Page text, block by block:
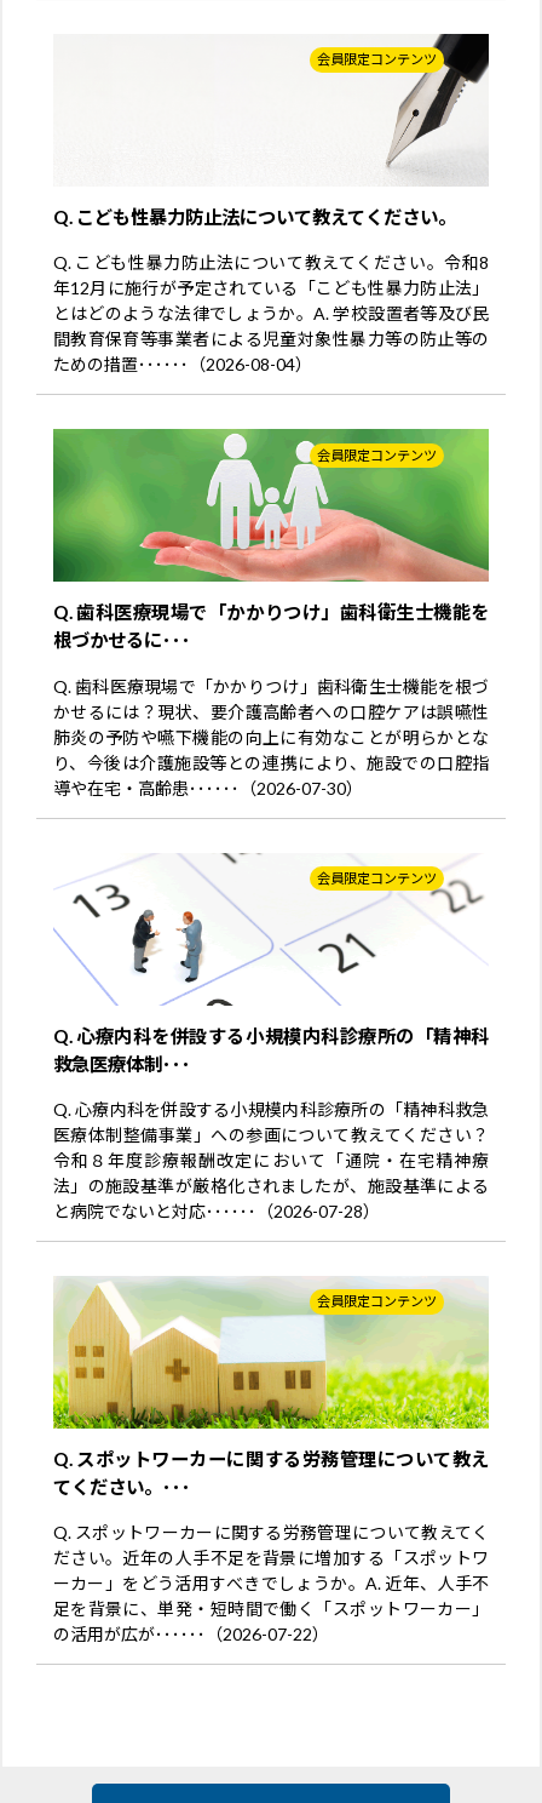
会員限定コンテンツ
Q. こども性暴力防止法について教えてください。
Q. こども性暴力防止法について教えてください。令和8
年12月に施行が予定されている「こども性暴力防止法」
とはどのような法律でしょうか。A. 学校設置者等及び民
間教育保育等事業者による児童対象性暴力等の防止等の
ための措置･･････（2026-08-04）
会員限定コンテンツ
Q. 歯科医療現場で「かかりつけ」歯科衛生士機能を
根づかせるに･･･
Q. 歯科医療現場で「かかりつけ」歯科衛生士機能を根づ
かせるには？現状、要介護高齢者への口腔ケアは誤嚥性
肺炎の予防や嚥下機能の向上に有効なことが明らかとな
り、今後は介護施設等との連携により、施設での口腔指
導や在宅・高齢患･･････（2026-07-30）
会員限定コンテンツ
Q. 心療内科を併設する小規模内科診療所の「精神科
救急医療体制･･･
Q. 心療内科を併設する小規模内科診療所の「精神科救急
医療体制整備事業」への参画について教えてください？
令和８年度診療報酬改定において「通院・在宅精神療
法」の施設基準が厳格化されましたが、施設基準による
と病院でないと対応･･････（2026-07-28）
会員限定コンテンツ
Q. スポットワーカーに関する労務管理について教え
てください。･･･
Q. スポットワーカーに関する労務管理について教えてく
ださい。近年の人手不足を背景に増加する「スポットワ
ーカー」をどう活用すべきでしょうか。A. 近年、人手不
足を背景に、単発・短時間で働く「スポットワーカー」
の活用が広が･･････（2026-07-22）